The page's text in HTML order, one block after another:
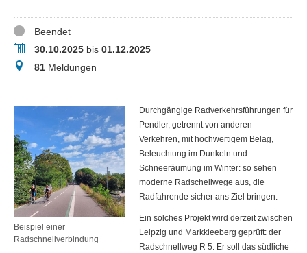
StatusBeendet
Zeitraum30.10.2025 bis 01.12.2025
Meldungen
81 Meldungen
Beispiel einer
Radschnellverbindung
Durchgängige Radverkehrsführungen für
Pendler, getrennt von anderen
Verkehren, mit hochwertigem Belag,
Beleuchtung im Dunkeln und
Schneeräumung im Winter: so sehen
moderne Radschellwege aus, die
Radfahrende sicher ans Ziel bringen.
Ein solches Projekt wird derzeit zwischen
Leipzig und Markkleeberg geprüft: der
Radschnellweg R 5. Er soll das südliche